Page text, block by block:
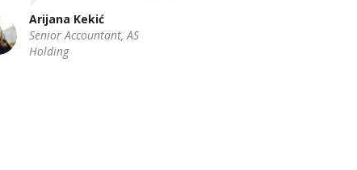
poslovnih situacija sa kojim
je project manageri susreću,